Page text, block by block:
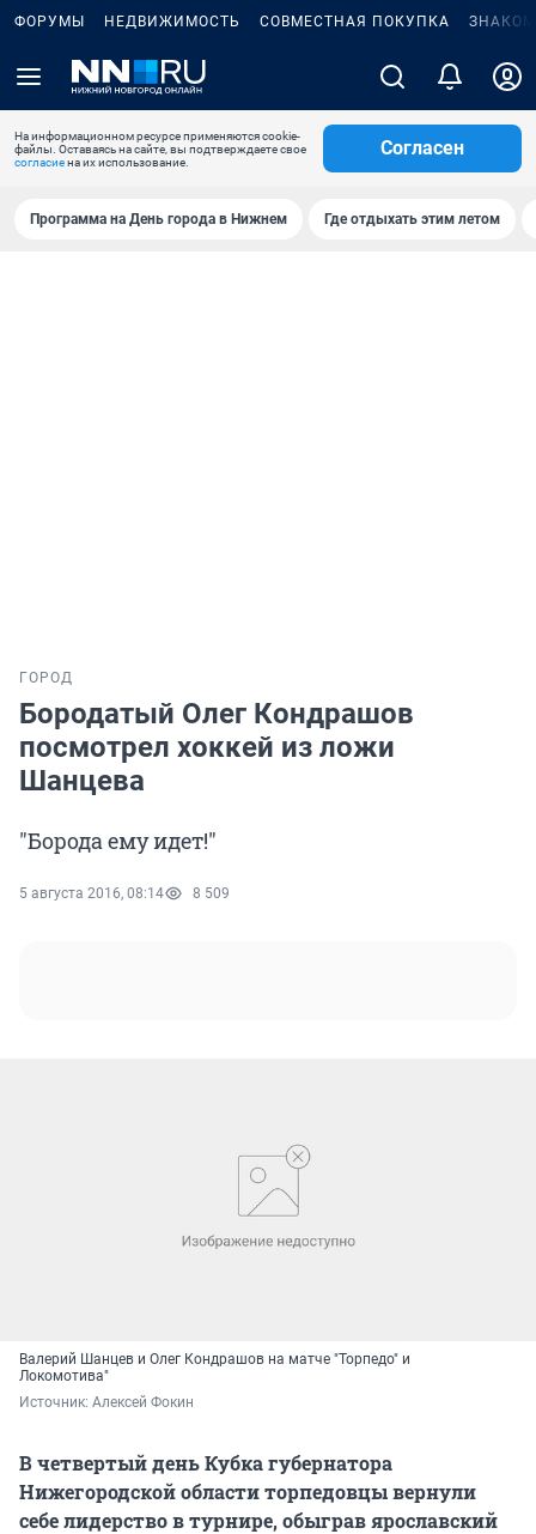
ФОРУМЫ НЕДВИЖИМОСТЬ СОВМЕСТНАЯ ПОКУПКА
На информационном ресурсе применяются cookie-
файлы. Оставаясь на сайте, вы подтверждаете свое
согласиена их использование.
Согласен
Программа на День города в Нижнем Где отдыхать этим летом
ГОРОД
Бородатый Олег Кондрашов
посмотрел хоккей из ложи
Шанцева
"Борода ему идет!"
5 августа 2016, 08:14 8 509
Валерий Шанцев и Олег Кондрашов на матче "Торпедо" и
Локомотива"
Источник: Алексей Фокин
В четвертый день Кубка губернатора
Нижегородской области торпедовцы вернули
себе лидерство в турнире, обыграв ярославский